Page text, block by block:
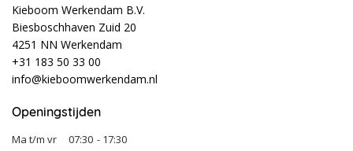
Kieboom Werkendam B.V.
Biesboschhaven Zuid 20
4251 NN Werkendam
+31 183 50 33 00
info@kieboomwerkendam.nl
Openingstijden
Ma t/m vr 07:30 - 17:30